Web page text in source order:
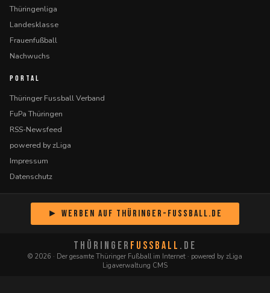
Thüringenliga
Landesklasse
Frauenfußball
Nachwuchs
PORTAL
Thüringer Fussball Verband
FuPa Thüringen
RSS-Newsfeed
powered by zLiga
Impressum
Datenschutz
► Werben auf Thüringer-Fussball.de
THÜRINGER FUSSBALL .DE
© 2026 · Der gesamte Thüringer Fußball im Internet · powered by zLiga
Ligaverwaltung CMS